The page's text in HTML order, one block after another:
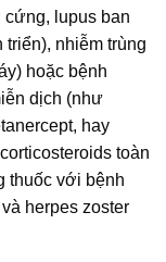
cứng, lupus ban
triển), nhiễm trùng
hoặc bệnh
dịch (như
hay
toàn
thuốc với bệnh
herpes zoster